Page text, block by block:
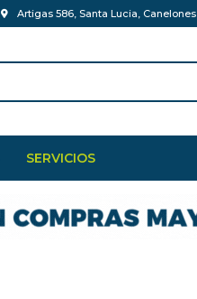
SERVICIOS
Artigas 586, Santa Lucia, Canelones